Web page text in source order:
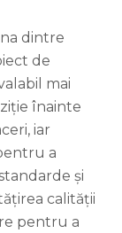
dintre
de
mai
înainte
iar
a
și
calității
pentru a